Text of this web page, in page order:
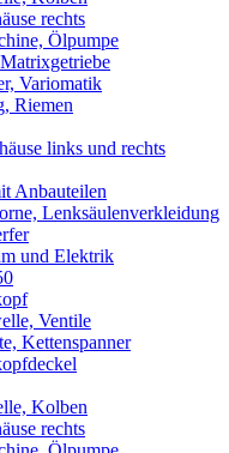
rechts
Ölpumpe
Variomatik
Riemen
links und rechts
Anbauteilen
Lenksäulenverkleidung
und Elektrik
Ventile
Kettenspanner
Kolben
rechts